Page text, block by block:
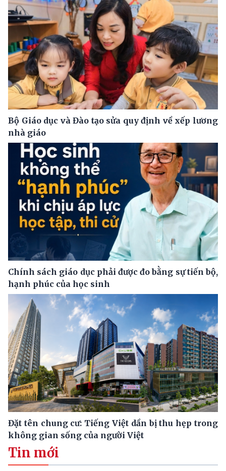
Bộ Giáo dục và Đào tạo sửa quy định về xếp lương
nhà giáo
Chính sách giáo dục phải được đo bằng sự tiến bộ,
hạnh phúc của học sinh
Đặt tên chung cư: Tiếng Việt dần bị thu hẹp trong
không gian sống của người Việt
Tin mới